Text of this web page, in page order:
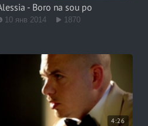
- Boro na sou po
10 янв 2014 1870
4:26